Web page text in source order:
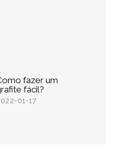
fazer um
fácil?
01-17